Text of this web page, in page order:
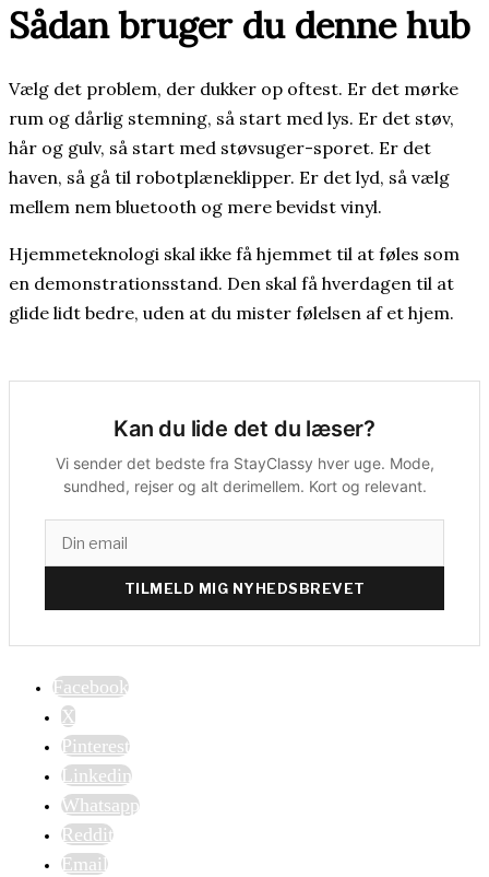
Sådan bruger du denne hub
Vælg det problem, der dukker op oftest. Er det mørke
rum og dårlig stemning, så start med lys. Er det støv,
hår og gulv, så start med støvsuger-sporet. Er det
haven, så gå til robotplæneklipper. Er det lyd, så vælg
mellem nem bluetooth og mere bevidst vinyl.
Hjemmeteknologi skal ikke få hjemmet til at føles som
en demonstrationsstand. Den skal få hverdagen til at
glide lidt bedre, uden at du mister følelsen af et hjem.
Kan du lide det du læser?
Vi sender det bedste fra StayClassy hver uge. Mode,
sundhed, rejser og alt derimellem. Kort og relevant.
TILMELD MIG NYHEDSBREVET
Facebook
X
Pinterest
Linkedin
Whatsapp
Reddit
Email